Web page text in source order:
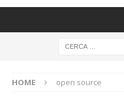
HOME open source